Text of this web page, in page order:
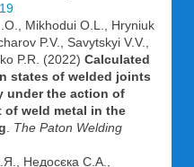
Mikhodui O.L., Hryniuk
P.V., Savytskyi V.V.,
P.R. (2022) Calculated
states of welded joints
under the action of
of weld metal in the
The Paton Welding
Недосєка С.А.,